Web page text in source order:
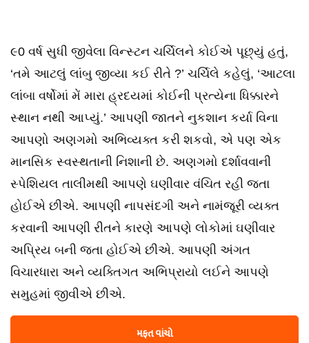
૯0 વર્ષ સુધી જીવેલા વિન્સ્ટન ચર્ચિલને કોઈએ પૂછ્યું હતું,
‘તમે આટલું લાંબુ જીવ્યા કઈ રીતે ?’ ચર્ચિલે કહેલું, ‘આટલા
લાંબા વર્ષોમાં મેં મારા હ્રદયમાં કોઈની પ્રત્યેના ધિક્કારને
સ્થાન નથી આપ્યું.’ આપણી જાતને નુકશાન કર્યા વિના
આપણો અણગમો અભિવ્યક્ત કરી શકવો, એ પણ એક
માનસિક સ્વસ્થતાની નિશાની છે. અણગમો દર્શાવવાની
સ્પેશિયલ તાલીમથી આપણે ઘણીવાર વંચિત રહી જતા
હોઈએ છીએ. આપણી નાપસંદગી અને નામંજૂરી વ્યક્ત
કરવાની આપણી રીતને કારણે આપણે લોકોમાં ઘણીવાર
અપ્રિય બની જતા હોઈએ છીએ. આપણી અંગત
વિચારધારા અને વ્યક્તિગત અભિપ્રાયો લઈને આપણે
સમુહમાં જીવીએ છીએ.
મફત વાંચો